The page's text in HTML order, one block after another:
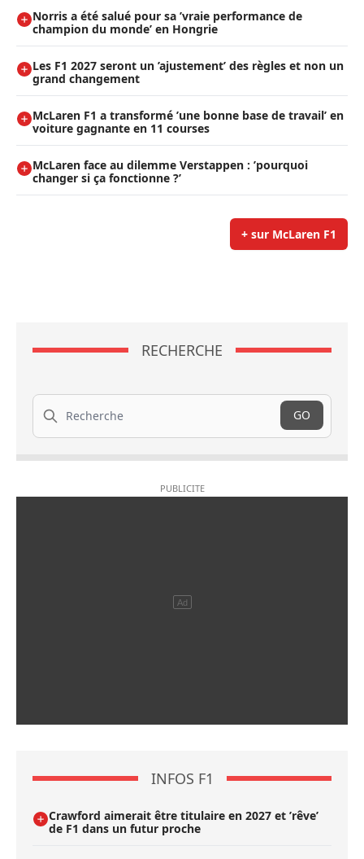
Norris a été salué pour sa ’vraie performance de
champion du monde’ en Hongrie
Les F1 2027 seront un ’ajustement’ des règles et non un
grand changement
McLaren F1 a transformé ’une bonne base de travail’ en
voiture gagnante en 11 courses
McLaren face au dilemme Verstappen : ’pourquoi
changer si ça fonctionne ?’
+ sur McLaren F1
RECHERCHE
Recherche
GO
INFOS F1
Crawford aimerait être titulaire en 2027 et ’rêve’
de F1 dans un futur proche